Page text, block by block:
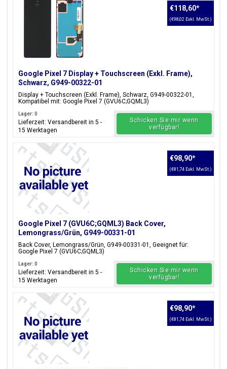
Google Pixel 7 Display + Touchscreen (Exkl. Frame),
Schwarz, G949-00322-01
Display + Touchscreen (Exkl. Frame), Schwarz, G949-00322-01,
Kompatibel mit: Google Pixel 7 (GVU6C;GQML3)
€118,60*
(€98,02 Exkl. MwSt.)
Lager: 0
Lieferzeit: Versandbereit in 5 -
15 Werktagen
Schicken Sie mir wenn
verfügbar!
Google Pixel 7 (GVU6C;GQML3) Back Cover,
Lemongrass/Grün, G949-00331-01
Back Cover, Lemongrass/Grün, G949-00331-01, Geeignet für:
Google Pixel 7 (GVU6C;GQML3)
€98,90*
(€81,74 Exkl. MwSt.)
Lager: 0
Lieferzeit: Versandbereit in 5 -
15 Werktagen
Schicken Sie mir wenn
verfügbar!
€98,90*
(€81,74 Exkl. MwSt.)